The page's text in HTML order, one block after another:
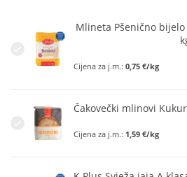
Mlineta Pšenično
Cijena za j.m.: 0,75 €/kg
Čakovečki mlinovi
Cijena za j.m.: 1,59 €/kg